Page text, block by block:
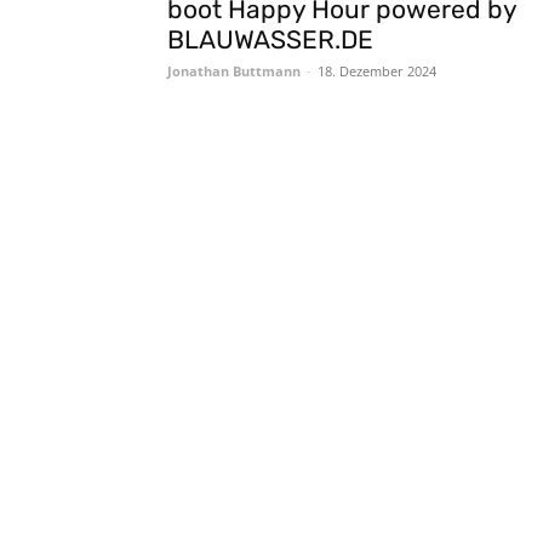
boot Happy Hour powered by
BLAUWASSER.DE
Jonathan Buttmann - 18. Dezember 2024